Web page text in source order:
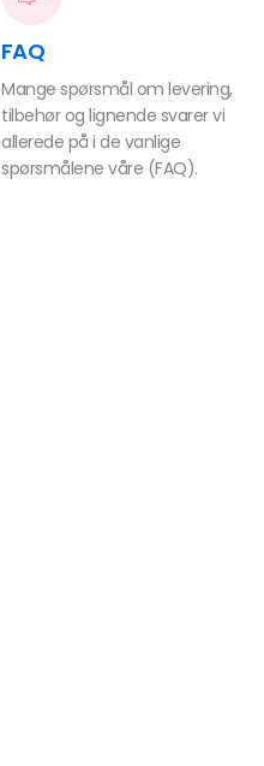
FAQ
Mange spørsmål om levering,
tilbehør og lignende svarer vi
allerede på i de vanlige
spørsmålene våre (FAQ).